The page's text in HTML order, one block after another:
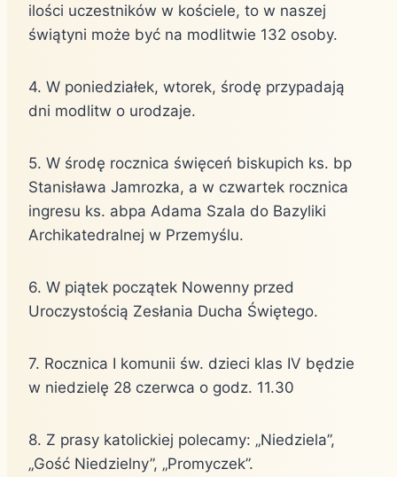
ilości uczestników w kościele, to w naszej
świątyni może być na modlitwie 132 osoby.
4. W poniedziałek, wtorek, środę przypadają
dni modlitw o urodzaje.
5. W środę rocznica święceń biskupich ks. bp
Stanisława Jamrozka, a w czwartek rocznica
ingresu ks. abpa Adama Szala do Bazyliki
Archikatedralnej w Przemyślu.
6. W piątek początek Nowenny przed
Uroczystością Zesłania Ducha Świętego.
7. Rocznica I komunii św. dzieci klas IV będzie
w niedzielę 28 czerwca o godz. 11.30
8. Z prasy katolickiej polecamy: „Niedziela”,
„Gość Niedzielny”, „Promyczek”.